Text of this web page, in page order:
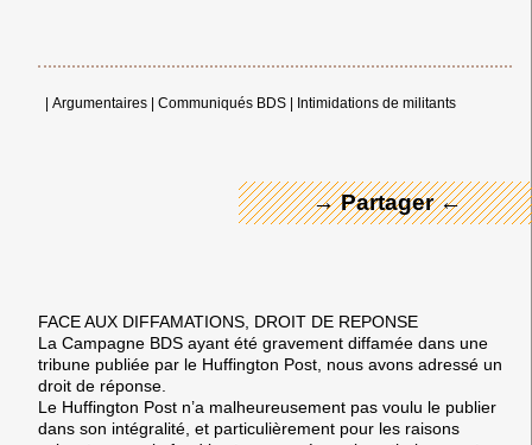
Argumentaires Communiqués BDS Intimidations de militants
→ Partager ←
FACE AUX DIFFAMATIONS, DROIT DE REPONSE
La Campagne BDS ayant été gravement diffamée dans une
tribune publiée par le Huffington Post, nous avons adressé un
droit de réponse.
Le Huffington Post n’a malheureusement pas voulu le publier
dans son intégralité, et particulièrement pour les raisons